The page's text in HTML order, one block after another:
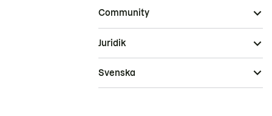
Community
Juridik
Svenska